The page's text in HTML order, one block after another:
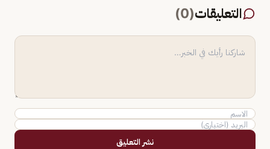
التعليقات(
0
)
نشر التعليق